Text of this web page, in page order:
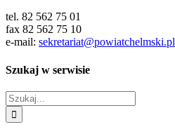
tel. 82 562 75 01
fax 82 562 75 10
e-mail: sekretariat@powiatchelmski.pl
Szukaj w serwisie
Szukaj